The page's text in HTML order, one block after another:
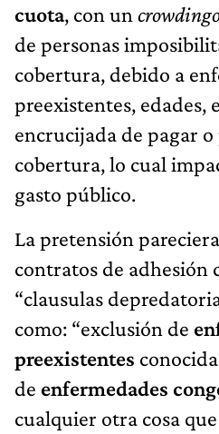
cuota, con un
de personas
cobertura, debido a
preexistentes, edades,
encrucijada de pagar
cobertura, lo cual
gasto público.
La pretensión
contratos de adhesión
“clausulas
como: “exclusión de
preexistentes
de enfermedades
cualquier otra cosa